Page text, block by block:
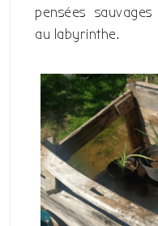
pensées
au labyrinthe.